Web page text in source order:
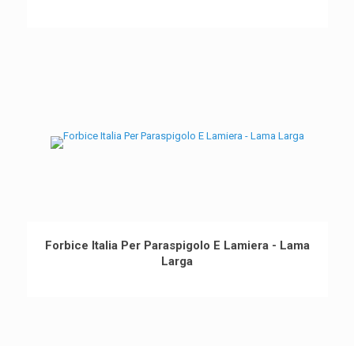
Forbice Italia Per Paraspigolo E Lamiera - Lama
Larga